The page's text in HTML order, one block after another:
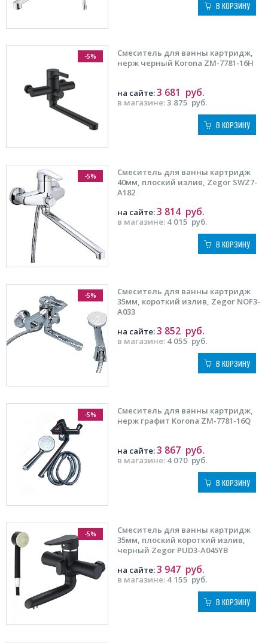
В КОРЗИНУ
-5%
Смеситель для ванны картридж,
нерж черный Korona ZM-7781-16Н
в магазине:3 875 руб.
на сайте:3 681 руб.
В КОРЗИНУ
-5%
Смеситель для ванны картридж
40мм, плоский излив, Zegor SWZ7-
A182
в магазине: 4 015 руб.
на сайте:3 814 руб.
В КОРЗИНУ
-5%
Смеситель для ванны картридж
35мм, короткий излив, Zegor NOF3-
A033
в магазине: 4 055 руб.
на сайте:3 852 руб.
В КОРЗИНУ
-5%
Смеситель для ванны картридж,
нерж графит Korona ZM-7781-16Q
в магазине: 4 070 руб.
на сайте:3 867 руб.
В КОРЗИНУ
-5%
Смеситель для ванны картридж
35мм, плоский короткий излив,
черный Zegor PUD3-A045YB
в магазине: 4 155 руб.
на сайте:3 947 руб.
В КОРЗИНУ